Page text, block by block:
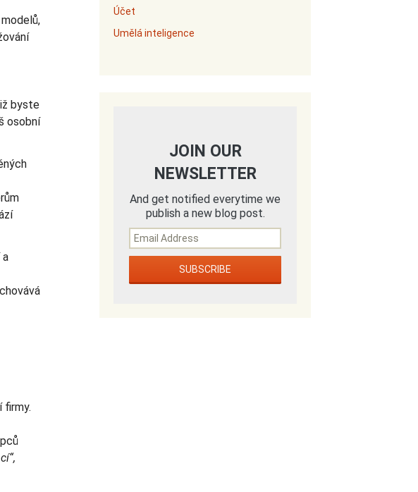
byste
osobní
a
firmy.
Účet
Umělá inteligence
JOIN OUR
NEWSLETTER
And get notified everytime we
publish a new blog post.